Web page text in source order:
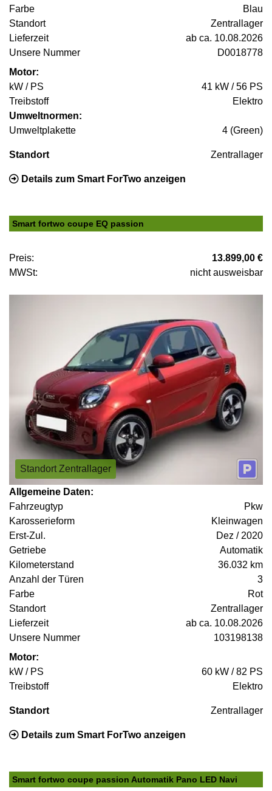
Farbe
Blau
Standort
Zentrallager
Lieferzeit
ab ca. 10.08.2026
Unsere Nummer
D0018778
Motor:
kW / PS
41 kW / 56 PS
Treibstoff
Elektro
Umweltnormen:
Umweltplakette
4 (Green)
Standort Zentrallager
Details zum Smart ForTwo anzeigen
Smart fortwo coupe EQ passion
Preis:
13.899,00 €
MWSt:
nicht ausweisbar
Standort Zentrallager
Allgemeine Daten:
Fahrzeugtyp
Pkw
Karosserieform
Kleinwagen
Erst-Zul.
Dez / 2020
Getriebe
Automatik
Kilometerstand
36.032 km
Anzahl der Türen
3
Farbe
Rot
Standort
Zentrallager
Lieferzeit
ab ca. 10.08.2026
Unsere Nummer
103198138
Motor:
kW / PS
60 kW / 82 PS
Treibstoff
Elektro
Standort Zentrallager
Details zum Smart ForTwo anzeigen
Smart fortwo coupe passion Automatik Pano LED Navi